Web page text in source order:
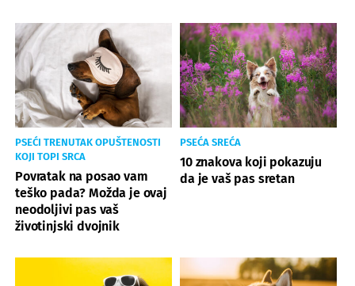
PSEĆI TRENUTAK OPUŠTENOSTI
KOJI TOPI SRCA
Povratak na posao vam
teško pada? Možda je ovaj
neodoljivi pas vaš
životinjski dvojnik
PSEĆA SREĆA
10 znakova koji pokazuju
da je vaš pas sretan